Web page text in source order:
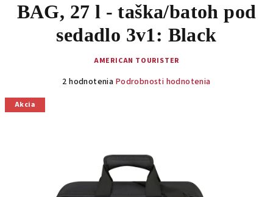
BAG, 27 l - taška/batoh pod
sedadlo 3v1: Black
AMERICAN TOURISTER
produktu
2 hodnotenia Podrobnosti hodnotenia
Akcia